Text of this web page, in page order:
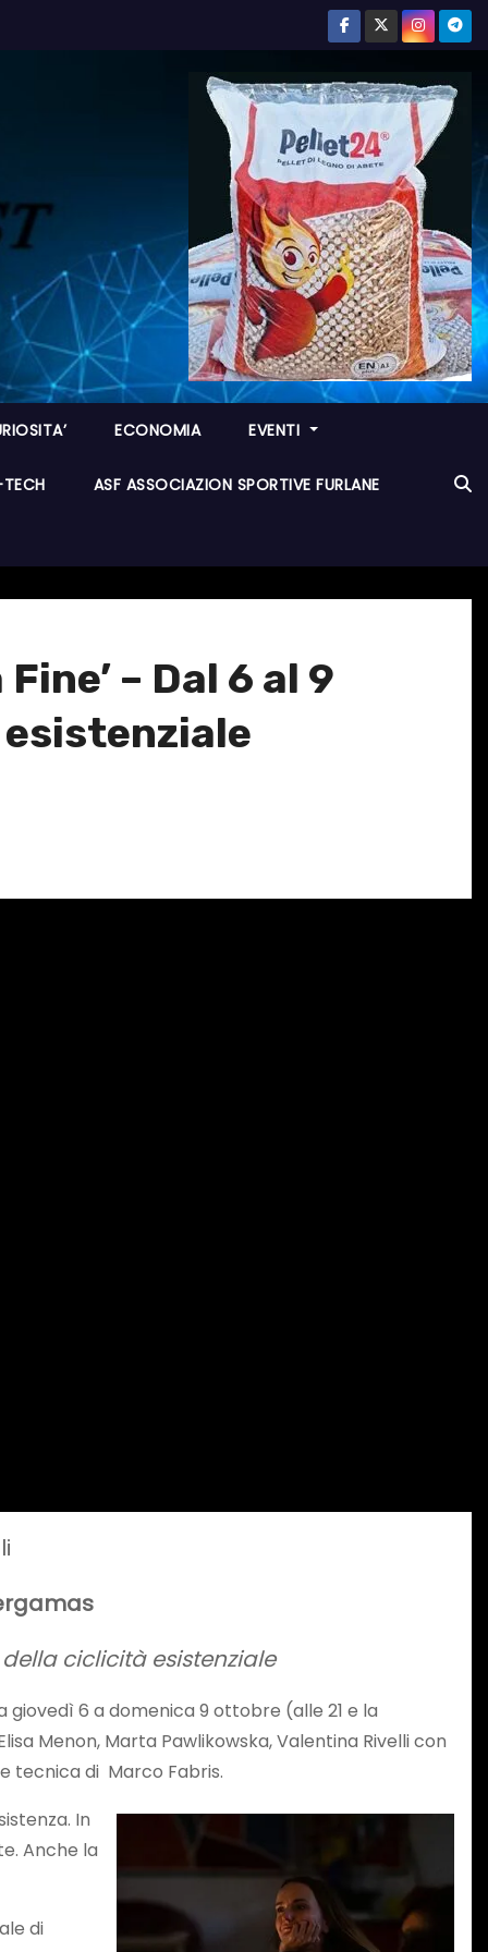
ECONOMIA EVENTI
ASF ASSOCIAZION SPORTIVE FURLANE
– Dal 6 al 9
ciclicità esistenziale
giovedì 6 a domenica 9 ottobre (alle 21 e la
Menon, Marta Pawlikowska, Valentina Rivelli con
tecnica di Marco Fabris.
In
Anche la
di